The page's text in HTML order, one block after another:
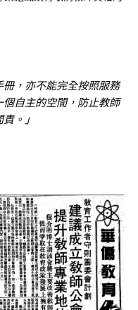
冊，亦不能完全按照服務
自主的空間，防止教師
。」